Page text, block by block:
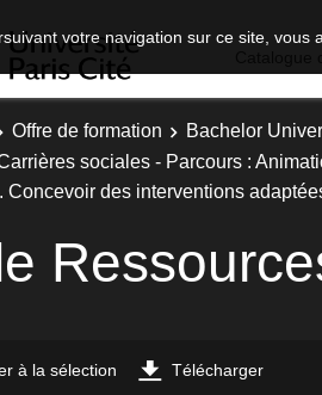
votre navigation sur ce site, vous
Offre de formation Bachelor
sociales - Parcours :
Concevoir des interventions
à la sélection Télécharger